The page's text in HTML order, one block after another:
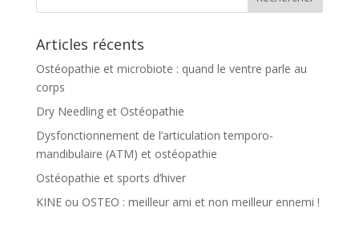
Articles récents
Ostéopathie et microbiote : quand le ventre parle au
corps
Dry Needling et Ostéopathie
Dysfonctionnement de l’articulation temporo-
mandibulaire (ATM) et ostéopathie
Ostéopathie et sports d’hiver
KINE ou OSTEO : meilleur ami et non meilleur ennemi !